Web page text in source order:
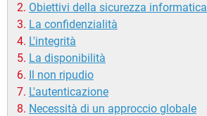
Obiettivi della sicurezza informatica
La confidenzialità
L'integrità
La disponibilità
Il non ripudio
L'autenticazione
Necessità di un approccio globale